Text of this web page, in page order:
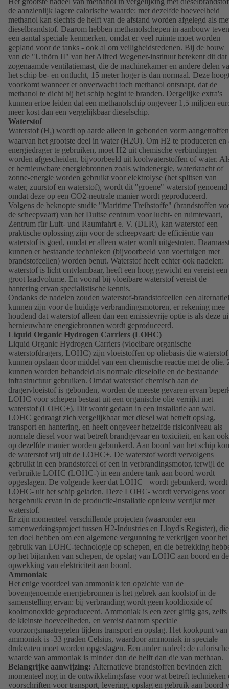
de aanzienlijk lagere calorische waarde: met dezelfde hoeveelheid
methanol kan slechts de helft van de afstand worden afgelegd als
dieselbrandstof. Daarom hebben methanolschepen in aanbouw
een aantal speciale kenmerken, omdat er veel ruimte moet worden
gepland voor de tanks - ook al om veiligheidsredenen. Bij de bouw
van de "Uthörn II" van het Alfred Wegener-instituut betekent dit dat
zogenaamde ventilatiemast, die de machinekamer en andere delen
het schip be- en ontlucht, 15 meter hoger is dan normaal. Deze
voorkomt wanneer er onverwacht toch methanol ontsnapt, dat de
methanol te dicht bij het schip begint te branden. Dergelijke extra's
kunnen ertoe leiden dat een methanolschip ongeveer 1,5 miljoen
meer kost dan een vergelijkbaar dieselschip.
Waterstof
Waterstof (H2) wordt op aarde alleen in gebonden vorm
waarvan het grootste deel in water (H2O). Om H2 te produceren en
energiedrager te gebruiken, moet H2 uit chemische verbindingen
worden afgescheiden, bijvoorbeeld uit koolwaterstoffen of water.
er hernieuwbare energiebronnen zoals windenergie, waterkracht of
zonne-energie worden gebruikt voor elektrolyse (het splitsen van
water, zuurstof en waterstof), wordt dit "groene" waterstof genoemd
omdat deze op een CO2-neutrale manier wordt geproduceerd.
Volgens de beknopte studie "Maritime Treibstoffe" (brandstoffen
de scheepvaart) van het Duitse centrum voor lucht- en ruimtevaart,
Zentrum für Luft- und Raumfahrt e. V. (DLR), kan waterstof een
praktische oplossing zijn voor de scheepvaart: de efficiëntie van
waterstof is goed, omdat er alleen water wordt uitgestoten.
kunnen er bestaande technieken (bijvoorbeeld van voertuigen met
brandstofcellen) worden benut. Waterstof heeft echter ook nadelen:
waterstof is licht ontvlambaar, heeft een hoog gewicht en vereist een
groot laadvolume. En vooral bij vloeibare waterstof vereist de
hantering ervan specialistische kennis.
Ondanks de nadelen zouden waterstof-brandstofcellen een
kunnen zijn voor de huidige verbrandingsmotoren, er rekening mee
houdend dat waterstof alleen dan een emissievrije optie is als deze
hernieuwbare energiebronnen wordt geproduceerd.
Liquid Organic Hydrogen Carriers (LOHC)
Liquid Organic Hydrogen Carriers (vloeibare organische
waterstofdragers, LOHC) zijn vloeistoffen op oliebasis die waterstof
kunnen opslaan door middel van een chemische reactie met de olie.
kunnen worden behandeld als normale dieselolie en de bestaande
infrastructuur gebruiken. Omdat waterstof chemisch aan de
dragervloeistof is gebonden, worden de meeste gevaren ervan
LOHC voor schepen bestaat uit een organische olie verrijkt met
waterstof (LOHC+). Dit wordt gedaan in een installatie aan wal.
LOHC gedraagt zich vergelijkbaar met diesel wat betreft opslag,
transport en hantering, en heeft ongeveer hetzelfde risiconiveau als
normale diesel voor wat betreft brandgevaar en toxiciteit, en kan ook
op dezelfde manier worden gebunkerd. Aan boord van het schip
de waterstof vrij uit de LOHC+. De waterstof wordt vervolgens
gebruikt in een brandstofcel of een in verbrandingsmotor, terwijl de
verbruikte LOHC (LOHC-) in een andere tank aan boord wordt
opgeslagen. De volgende keer dat LOHC+ wordt gebunkerd, wordt
LOHC- uit het schip geladen. Deze LOHC- wordt vervolgens voor
hergebruik ervan in de productie-installatie opnieuw verrijkt met
waterstof.
Er zijn momenteel verschillende projecten (waaronder een
samenwerkingsproject tussen H2-Industries en Lloyd's Register), die
ten doel hebben om een algemene vergunning te verkrijgen voor het
gebruik van LOHC-technologie op schepen, en die betrekking
op het bijtanken van schepen, de opslag van LOHC aan boord en de
opwekking van elektriciteit aan boord.
Ammoniak
Het enige voordeel van ammoniak ten opzichte van de
bovengenoemde energiebronnen is het gebrek aan koolstof in de
samenstelling ervan: bij verbranding wordt geen kooldioxide of
koolmonoxide geproduceerd. Ammoniak is een zeer giftig gas, zelfs
de kleinste hoeveelheden, en vereist daarom speciale
voorzorgsmaatregelen tijdens transport en opslag. Het kookpunt van
ammoniak is -33 graden Celsius, waardoor ammoniak in speciale
drukvaten moet worden opgeslagen. Een ander nadeel: de calorische
waarde van ammoniak is minder dan de helft dan die van methaan.
Belangrijke aanwijzing: Alternatieve brandstoffen bevinden zich
momenteel nog in de ontwikkelingsfase voor wat betreft technieken
voorschriften voor transport, levering, opslag en gebruik aan boord